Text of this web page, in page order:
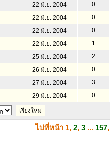
22 มิ.ย. 2004
0
22 มิ.ย. 2004
0
22 มิ.ย. 2004
0
22 มิ.ย. 2004
1
25 มิ.ย. 2004
2
26 มิ.ย. 2004
0
27 มิ.ย. 2004
3
29 มิ.ย. 2004 0
ไปที่หน้า 1, 2, 3 ... 157,